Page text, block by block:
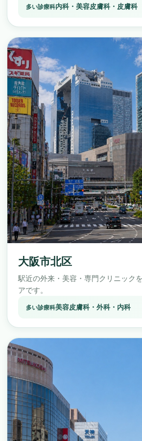
多い診療科内科・美容皮膚科・皮膚科
大阪市北区
駅近の外来・美容・専門クリニック
アです。
多い診療科美容皮膚科・外科・内科